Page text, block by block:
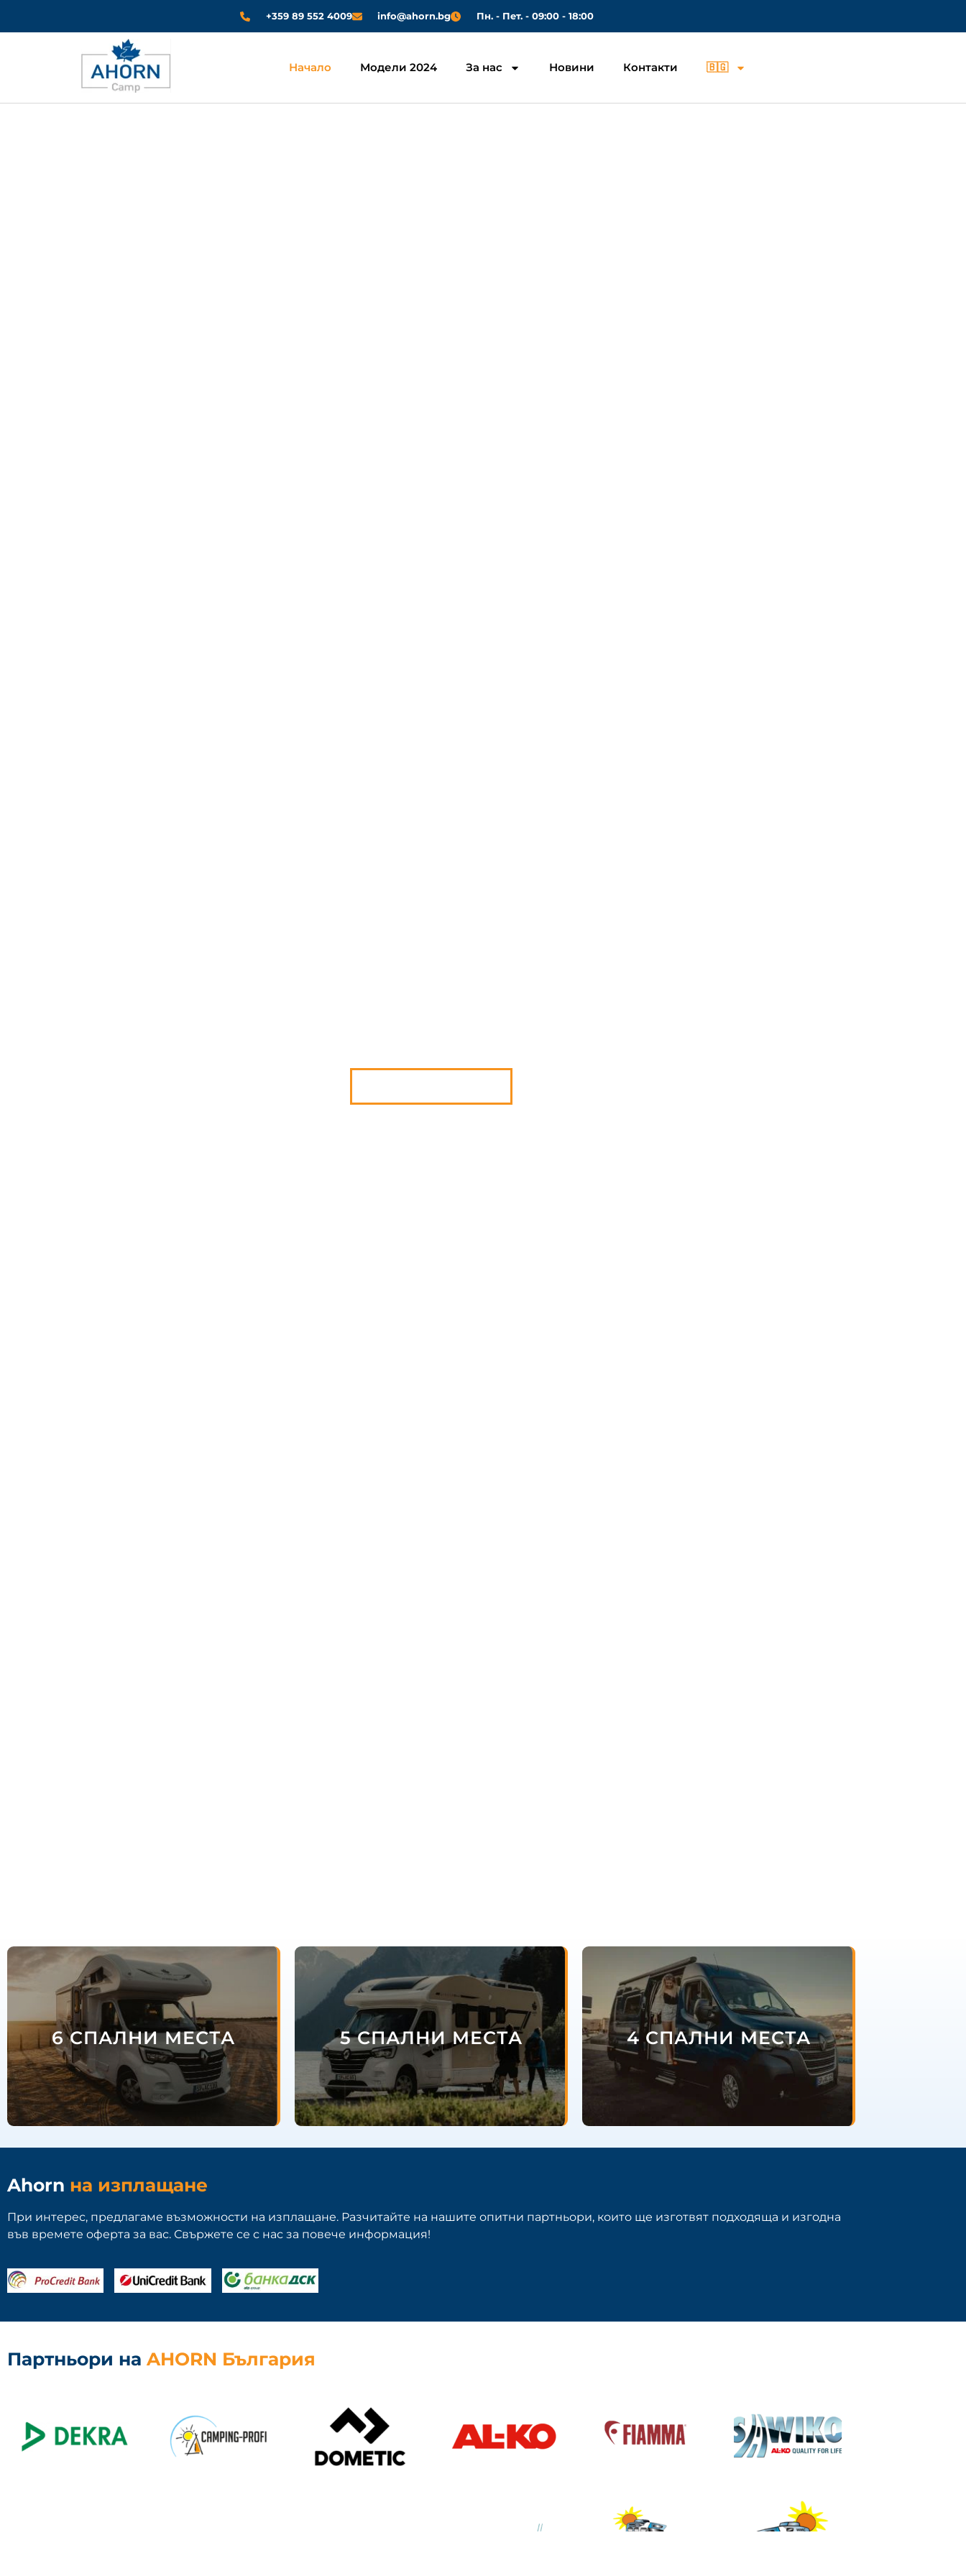
+359 89 552 4009 info@ahorn.bg Пн. - Пет. - 09:00 - 18:00
Начало Модели 2024 За нас Новини Контакти 🇧🇬
6 СПАЛНИ МЕСТА 5 СПАЛНИ МЕСТА 4 СПАЛНИ МЕСТА
Ahorn на изплащане
При интерес, предлагаме възможности на изплащане. Разчитайте на нашите опитни партньори, които ще изготвят подходяща и изгодна
във времете оферта за вас. Свържете се с нас за повече информация!
Партньори на AHORN България